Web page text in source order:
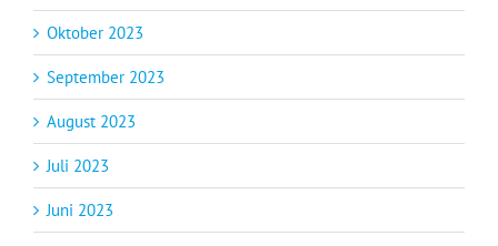
Oktober 2023
September 2023
August 2023
Juli 2023
Juni 2023